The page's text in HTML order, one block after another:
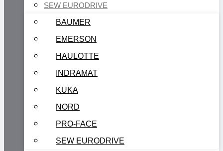
SEW EURODRIVE
BAUMER
EMERSON
HAULOTTE
INDRAMAT
KUKA
NORD
PRO-FACE
SEW EURODRIVE